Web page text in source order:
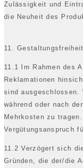
Zulässigkeit und
die Neuheit des
11.
11.1 Im Rahmen des
Reklamationen
sind ausgeschlossen.
während oder nach
Mehrkosten zu
Vergütungsanspruch
11.2 Verzögert sich
Gründen, die der/die